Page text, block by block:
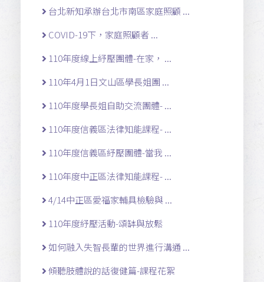
台北新知承辦台北市南區家庭照顧 ...
COVID-19下，家庭照顧者 ...
110年度線上紓壓團體-在家， ...
110年4月1日文山區學長姐團 ...
110年度學長姐自助交流團體- ...
110年度信義區法律知能課程- ...
110年度信義區紓壓團體-當我 ...
110年度中正區法律知能課程- ...
4/14中正區愛福家輔具檢驗與 ...
110年度紓壓活動-頌缽與放鬆
如何融入失智長輩的世界進行溝通 ...
傾聽肢體說的話復健篇-課程花絮